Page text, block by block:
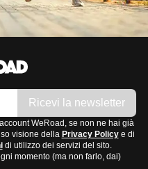
Ricevi la newsletter
WeRoad, se non ne hai già
visione della Privacy Policye di
di utilizzo dei servizi del sito.
momento (ma non farlo, dai)